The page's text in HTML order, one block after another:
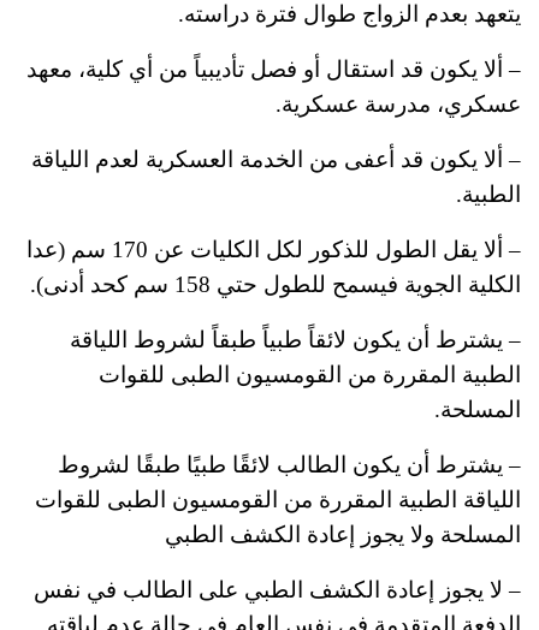
يتعهد بعدم الزواج طوال فترة دراسته.
– ألا يكون قد استقال أو فصل تأديبياً من أي كلية، معهد
عسكري، مدرسة عسكرية.
– ألا يكون قد أعفى من الخدمة العسكرية لعدم اللياقة
الطبية.
– ألا يقل الطول للذكور لكل الكليات عن 170 سم (عدا
الكلية الجوية فيسمح للطول حتي 158 سم كحد أدنى).
– يشترط أن يكون لائقاً طبياً طبقاً لشروط اللياقة
الطبية المقررة من القومسيون الطبى للقوات
المسلحة.
– يشترط أن يكون الطالب لائقًا طبيًا طبقًا لشروط
اللياقة الطبية المقررة من القومسيون الطبى للقوات
المسلحة ولا يجوز إعادة الكشف الطبي
– لا يجوز إعادة الكشف الطبي على الطالب في نفس
الدفعة المتقدمة في نفس العام في حالة عدم لياقته